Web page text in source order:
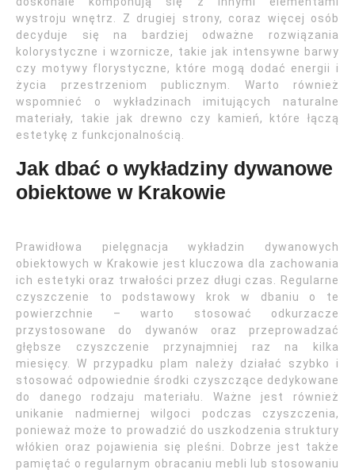
wystroju wnętrz. Z drugiej strony, coraz więcej osób
decyduje się na bardziej odważne rozwiązania
kolorystyczne i wzornicze, takie jak intensywne barwy
czy motywy florystyczne, które mogą dodać energii i
życia przestrzeniom publicznym. Warto również
wspomnieć o wykładzinach imitujących naturalne
materiały, takie jak drewno czy kamień, które łączą
estetykę z funkcjonalnością.
Jak dbać o wykładziny dywanowe
obiektowe w Krakowie
Prawidłowa pielęgnacja wykładzin dywanowych
obiektowych w Krakowie jest kluczowa dla zachowania
ich estetyki oraz trwałości przez długi czas. Regularne
czyszczenie to podstawowy krok w dbaniu o te
powierzchnie – warto stosować odkurzacze
przystosowane do dywanów oraz przeprowadzać
głębsze czyszczenie przynajmniej raz na kilka
miesięcy. W przypadku plam należy działać szybko i
stosować odpowiednie środki czyszczące dedykowane
do danego rodzaju materiału. Ważne jest również
unikanie nadmiernej wilgoci podczas czyszczenia,
ponieważ może to prowadzić do uszkodzenia struktury
włókien oraz pojawienia się pleśni. Dobrze jest także
pamiętać o regularnym obracaniu mebli lub stosowaniu